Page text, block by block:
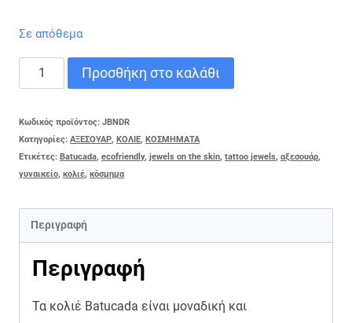
Σε απόθεμα
ΚΟΛΙΕ
DROPS
ποσότητα
Προσθήκη στο καλάθι
Κωδικός προϊόντος: JBNDR
Κατηγορίες: ΑΞΕΣΟΥΑΡ, ΚΟΛΙΕ, ΚΟΣΜΗΜΑΤΑ
Ετικέτες: Batucada, ecofriendly, jewels on the skin, tattoo jewels, αξεσουάρ,
γυναικείο, κολιέ, κόσμημα
Περιγραφή
Περιγραφή
Τα κολιέ Batucada είναι μοναδική και